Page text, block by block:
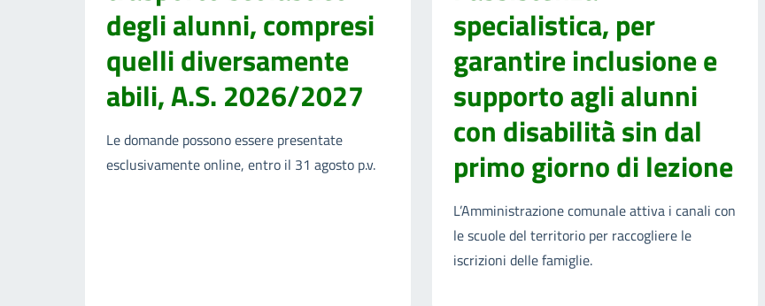
degli alunni, compresi
quelli diversamente
abili, A.S. 2026/2027
Le domande possono essere presentate
esclusivamente online, entro il 31 agosto p.v.
specialistica, per
garantire inclusione e
supporto agli alunni
con disabilità sin dal
primo giorno di lezione
L’Amministrazione comunale attiva i canali con
le scuole del territorio per raccogliere le
iscrizioni delle famiglie.